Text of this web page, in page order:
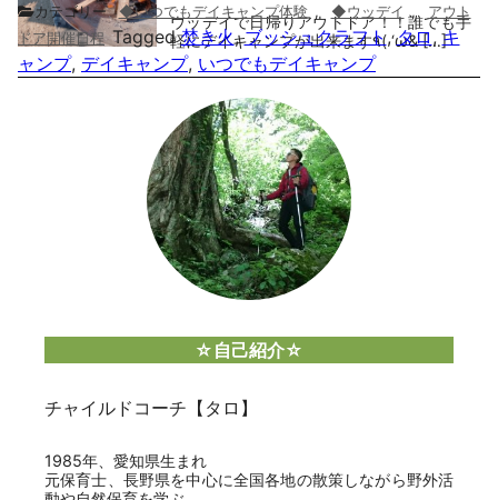
ウッデイで日帰りアウトドア！！誰でも手
軽にデイキャンプが出来ます٩( ‘ω& […]
カテゴリー ◆いつでもデイキャンプ体験 , ◆ウッデイ , アウト
ドア開催日程 Tagged焚き火,ブッシュクラフト,タロ,キ
ャンプ, デイキャンプ, いつでもデイキャンプ
☆自己紹介☆
チャイルドコーチ【タロ】
1985年、愛知県生まれ
元保育士、長野県を中心に全国各地の散策しながら野外活